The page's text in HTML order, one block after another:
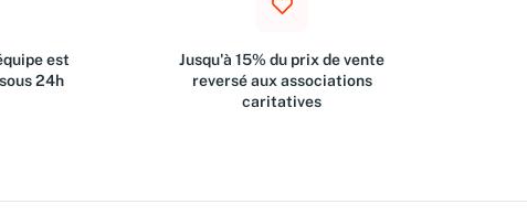
est
24h
Jusqu'à 15% du prix de vente
reversé aux associations
caritatives